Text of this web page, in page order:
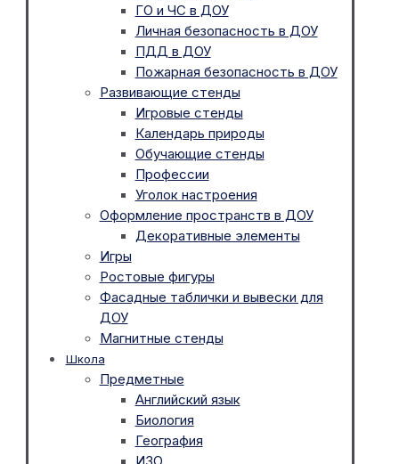
ГО и ЧС в ДОУ
Личная безопасность в ДОУ
ПДД в ДОУ
Пожарная безопасность в ДОУ
Развивающие стенды
Игровые стенды
Календарь природы
Обучающие стенды
Профессии
Уголок настроения
Оформление пространств в ДОУ
Декоративные элементы
Игры
Ростовые фигуры
Фасадные таблички и вывески для
ДОУ
Магнитные стенды
Школа
Предметные
Английский язык
Биология
География